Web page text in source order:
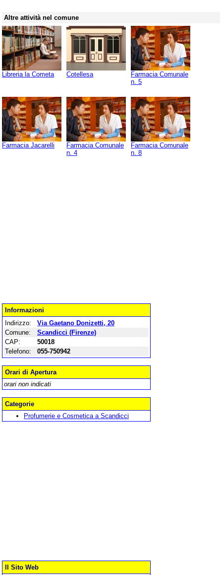
Altre attività nel comune
Libreria la Cometa Cotellesa
Farmacia Comunale
n. 5
Farmacia Jacarelli
Farmacia Comunale
n. 4
Farmacia Comunale
n. 8
Informazioni
Indirizzo:
Via Gaetano Donizetti, 20
Comune:
Scandicci (Firenze)
CAP:
50018
Telefono:
055-750942
Orari di Apertura
orari non indicati
Categorie
Profumerie e Cosmetica a Scandicci
Il Sito Web